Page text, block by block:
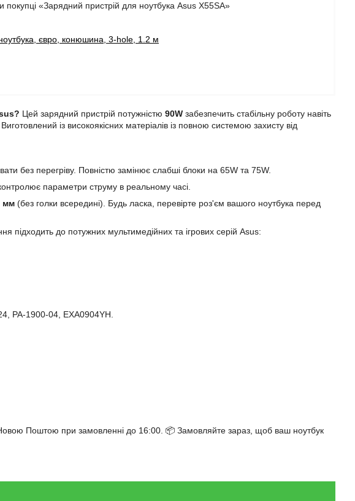
«Зарядний пристрій для ноутбука Asus X55SA»
євро, конюшина, 3-hole, 1.2 м
Цей зарядний пристрій потужністю 90W забезпечить стабільну роботу навіть
із високоякісних матеріалів із повною системою захисту від
без перегріву. Повністю замінює слабші блоки на 65W та 75W.
контролює параметри струму в реальному часі.
мм (без голки всередині). Будь ласка, перевірте роз'єм вашого ноутбука перед
підходить до потужних мультимедійних та ігрових серій Asus:
PA-1900-04, EXA0904YH.
Поштою при замовленні до 16:00. 📦 Замовляйте зараз, щоб ваш ноутбук